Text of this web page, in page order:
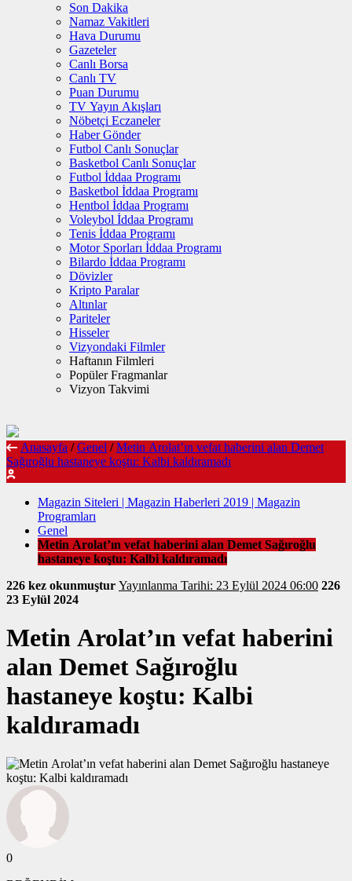
Son Dakika
Namaz Vakitleri
Hava Durumu
Gazeteler
Canlı Borsa
Canlı TV
Puan Durumu
TV Yayın Akışları
Nöbetçi Eczaneler
Haber Gönder
Futbol Canlı Sonuçlar
Basketbol Canlı Sonuçlar
Futbol İddaa Programı
Basketbol İddaa Programı
Hentbol İddaa Programı
Voleybol İddaa Programı
Tenis İddaa Programı
Motor Sporları İddaa Programı
Bilardo İddaa Programı
Dövizler
Kripto Paralar
Altınlar
Pariteler
Hisseler
Vizyondaki Filmler
Haftanın Filmleri
Popüler Fragmanlar
Vizyon Takvimi
Anasayfa / Genel / Metin Arolat’ın vefat haberini alan Demet
Sağıroğlu hastaneye koştu: Kalbi kaldıramadı
Magazin Siteleri | Magazin Haberleri 2019 | Magazin
Programları
Genel
Metin Arolat’ın vefat haberini alan Demet Sağıroğlu
hastaneye koştu: Kalbi kaldıramadı
226 kez okunmuştur
Yayınlanma Tarihi: 23 Eylül 2024 06:00 226
23 Eylül 2024
Metin Arolat’ın vefat haberini
alan Demet Sağıroğlu
hastaneye koştu: Kalbi
kaldıramadı
0